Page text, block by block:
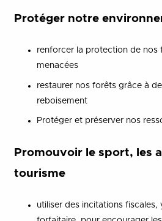
Protéger notre
renforcer la protection de nos
menacées
restaurer nos forêts grâce à
reboisement
Protéger et préserver nos
Promouvoir le sport, les
tourisme
utiliser des incitations